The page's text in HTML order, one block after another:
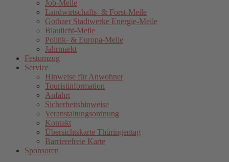
Job-Meile
Landwirtschafts- & Forst-Meile
Gothaer Stadtwerke Energie-Meile
Blaulicht-Meile
Politik- & Europa-Meile
Jahrmarkt
Festumzug
Service
Hinweise für Anwohner
Touristinformation
Anfahrt
Sicherheitshinweise
Veranstaltungsordnung
Kontakt
Übersichtskarte Thüringentag
Barrierefreie Karte
Sponsoren